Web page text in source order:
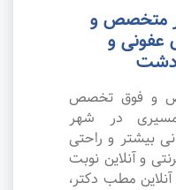
متخصص و
عفونی و
و فوق تخصص
در شهر
بیشتر و راحتی
و آنلاین نوبت
مطب دکتر،